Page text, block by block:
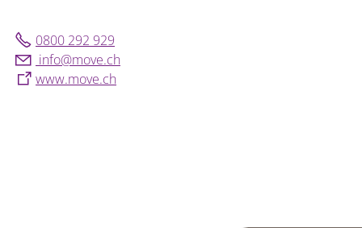
0800 292 929
nf
m v
ch
www.move.ch